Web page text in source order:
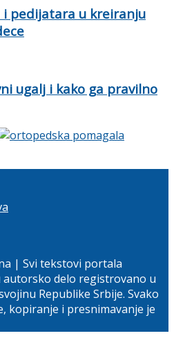
pedijatara u kreiranju
ugalj i kako ga pravilno
| Svi tekstovi portala
delo registrovano u
Republike Srbije. Svako
kopiranje i presnimavanje je